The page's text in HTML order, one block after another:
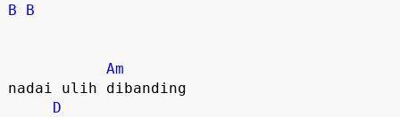
B B
Am
nadai ulih dibanding
D